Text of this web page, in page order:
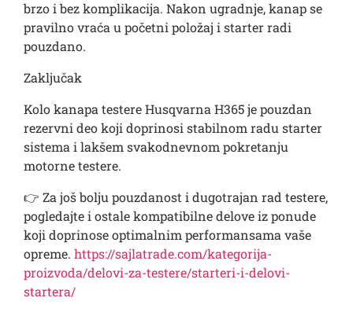
brzo i bez komplikacija. Nakon ugradnje, kanap se
pravilno vraća u početni položaj i starter radi
pouzdano.
Zaključak
Kolo kanapa testere Husqvarna H365 je pouzdan
rezervni deo koji doprinosi stabilnom radu starter
sistema i lakšem svakodnevnom pokretanju
motorne testere.
👉 Za još bolju pouzdanost i dugotrajan rad testere,
pogledajte i ostale kompatibilne delove iz ponude
koji doprinose optimalnim performansama vaše
opreme. https://sajlatrade.com/kategorija-
proizvoda/delovi-za-testere/starteri-i-delovi-
startera/